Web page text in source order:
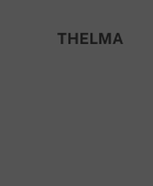
THELMA